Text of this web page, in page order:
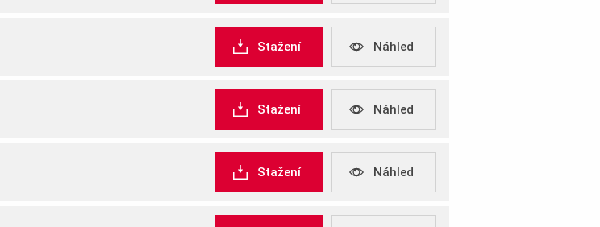
Stažení Náhled
Stažení Náhled
Stažení Náhled